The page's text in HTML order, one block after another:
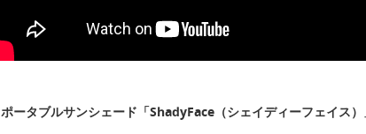
ポータブルサンシェード「ShadyFace（シェイディーフェイス）